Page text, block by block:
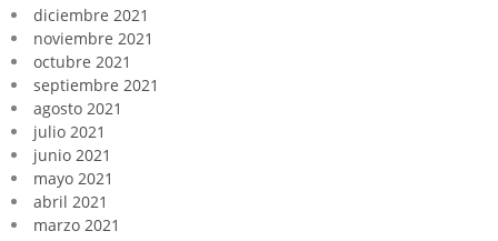
diciembre 2021
noviembre 2021
octubre 2021
septiembre 2021
agosto 2021
julio 2021
junio 2021
mayo 2021
abril 2021
marzo 2021